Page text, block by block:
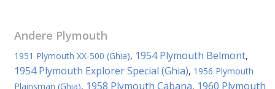
Andere Plymouth
1951 Plymouth XX-500 (Ghia), 1954 Plymouth Belmont,
1954 Plymouth Explorer Special (Ghia), 1956 Plymouth
Plainsman (Ghia), 1958 Plymouth Cabana, 1960 Plymouth